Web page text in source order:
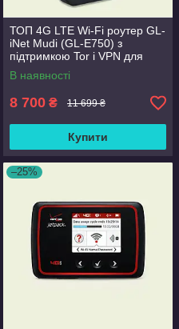
ТОП 4G LTE Wi-Fi роутер GL-
iNet Mudi (GL-E750) з
підтримкою Tor і VPN для
мобільного інтернету
В наявності
8 700 ₴ 11 699 ₴
Купити
–25%